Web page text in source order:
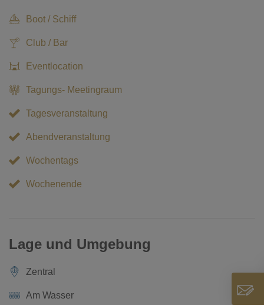
Boot / Schiff
Club / Bar
Eventlocation
Tagungs- Meetingraum
Tagesveranstaltung
Abendveranstaltung
Wochentags
Wochenende
Lage und Umgebung
Zentral
Am Wasser